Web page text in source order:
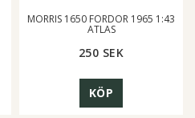
MORRIS 1650 FORDOR 1965 1:43
ATLAS
250 SEK
KÖP